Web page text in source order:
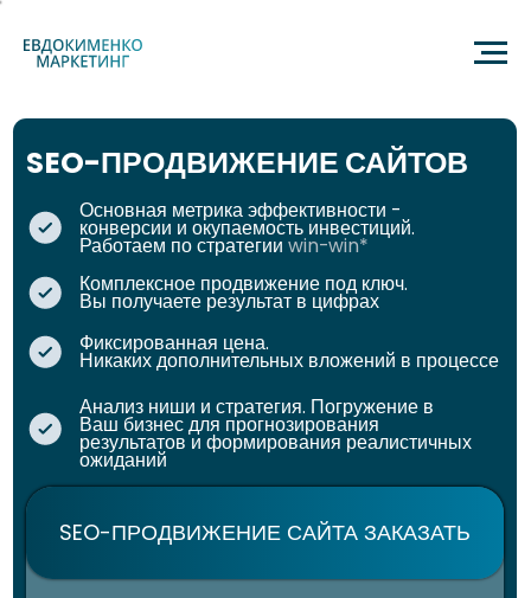
SEO-ПРОДВИЖЕНИЕ САЙТА ЗАКАЗАТЬ
конверсии и окупаемость инвестиций.
Работаем по стратегииwin-win*
Комплексное продвижение под ключ.
Фиксированная цена.
Анализ ниши и стратегия. Погружение в
результатов и формирования реалистичных
ожиданий
SEO-ПРОДВИЖЕНИЕ САЙТОВ